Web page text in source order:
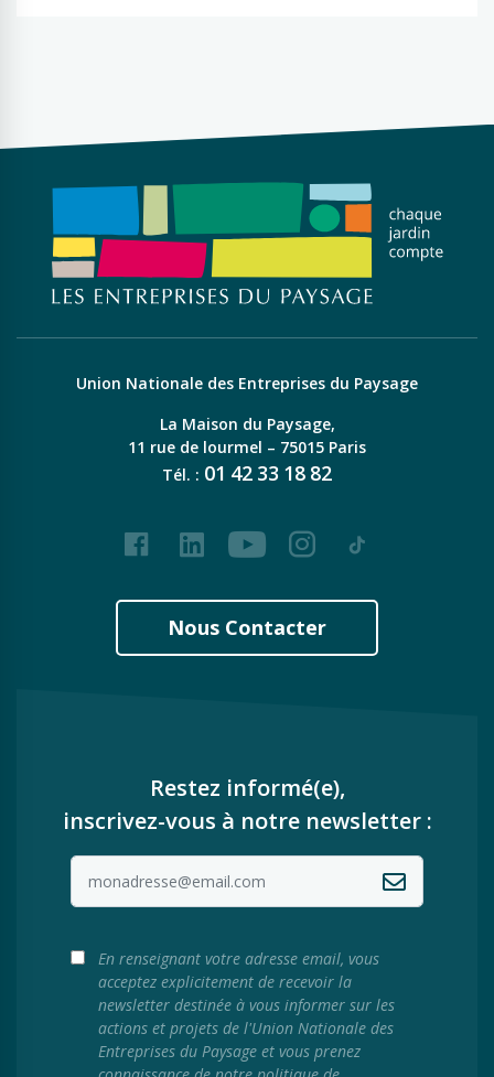
Union Nationale des Entreprises du Paysage
La Maison du Paysage,
11 rue de lourmel – 75015 Paris
Tél. : 01 42 33 18 82
FacebookLinkedInYoutubeInstagram
Tiktok
Nous Contacter
Restez informé(e),
inscrivez-vous à notre newsletter :
En renseignant votre adresse email, vous
acceptez explicitement de recevoir la
newsletter destinée à vous informer sur les
actions et projets de l'Union Nationale des
Entreprises du Paysage et vous prenez